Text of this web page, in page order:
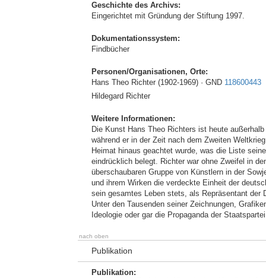
Geschichte des Archivs:
Eingerichtet mit Gründung der Stiftung 1997.
Dokumentationssystem:
Findbücher
Personen/Organisationen, Orte:
Hans Theo Richter (1902-1969) · GND 118600443
Hildegard Richter
Weitere Informationen:
Die Kunst Hans Theo Richters ist heute
während er in der Zeit nach dem Zweiten
Heimat hinaus geachtet wurde, was die Liste
eindrücklich belegt. Richter war ohne Zweifel in
überschaubaren Gruppe von Künstlern in der
und ihrem Wirken die verdeckte Einheit der
sein gesamtes Leben stets, als Repräsentant der
Unter den Tausenden seiner Zeichnungen,
Ideologie oder gar die Propaganda der
nach oben
Publikation
Publikation: